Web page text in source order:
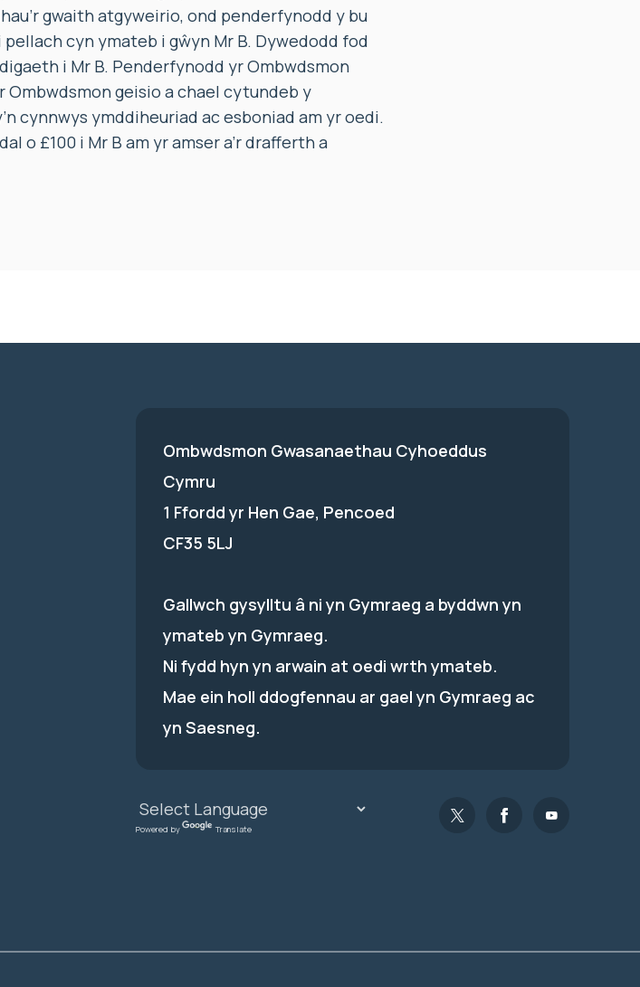
gwaith atgyweirio, ond penderfynodd y bu
cyn ymateb i gŵyn Mr B. Dywedodd fod
i Mr B. Penderfynodd yr Ombwdsmon
Ombwdsmon geisio a chael cytundeb y
cynnwys ymddiheuriad ac esboniad am yr oedi.
o £100 i Mr B am yr amser a’r drafferth a
Ombwdsmon Gwasanaethau Cyhoeddus
Cymru
1 Ffordd yr Hen Gae, Pencoed
CF35 5LJ
Gallwch gysylltu â ni yn Gymraeg a byddwn yn
ymateb yn Gymraeg.
Ni fydd hyn yn arwain at oedi wrth ymateb.
Mae ein holl ddogfennau ar gael yn Gymraeg ac
yn Saesneg.
Powered by Translate